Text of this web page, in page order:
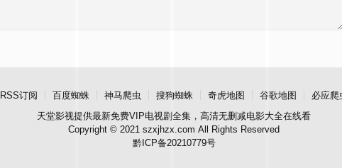
RSS订阅 百度蜘蛛 神马爬虫 搜狗蜘蛛 奇虎地图 谷歌地图
必应爬
天堂影视提供最新免费VIP电视剧全集，高清无删减电影大全在线看
Copyright © 2021 szxjhzx.com All Rights Reserved
黔ICP备20210779号